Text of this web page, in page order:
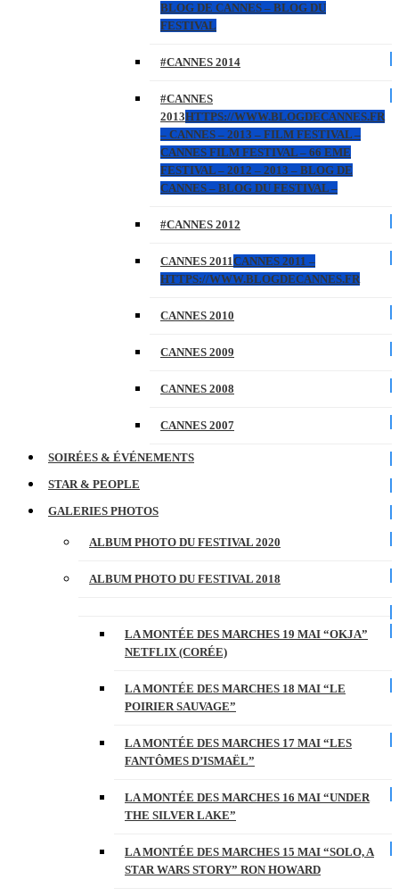
BLOG DE CANNES – BLOG DU
FESTIVAL
#CANNES 2014
#CANNES
2013HTTPS://WWW.BLOGDECANNES.FR
– CANNES – 2013 – FILM FESTIVAL –
CANNES FILM FESTIVAL – 66 EME
FESTIVAL – 2012 – 2013 – BLOG DE
CANNES – BLOG DU FESTIVAL –
#CANNES 2012
CANNES 2011CANNES 2011 –
HTTPS://WWW.BLOGDECANNES.FR
CANNES 2010
CANNES 2009
CANNES 2008
CANNES 2007
SOIRÉES & ÉVÉNEMENTS
STAR & PEOPLE
GALERIES PHOTOS
ALBUM PHOTO DU FESTIVAL 2020
ALBUM PHOTO DU FESTIVAL 2018
LA MONTÉE DES MARCHES 19 MAI “OKJA”
NETFLIX (CORÉE)
LA MONTÉE DES MARCHES 18 MAI “LE
POIRIER SAUVAGE”
LA MONTÉE DES MARCHES 17 MAI “LES
FANTÔMES D’ISMAËL”
LA MONTÉE DES MARCHES 16 MAI “UNDER
THE SILVER LAKE”
LA MONTÉE DES MARCHES 15 MAI “SOLO, A
STAR WARS STORY” RON HOWARD